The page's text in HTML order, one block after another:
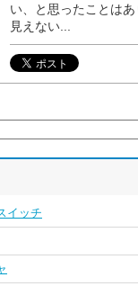
い、と思ったことは
見えない...
イッチ